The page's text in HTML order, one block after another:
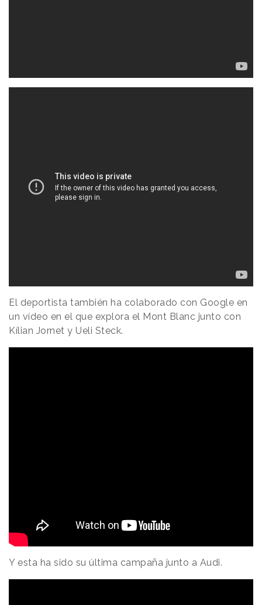
El deportista también ha colaborado con Google en
un vídeo en el que explora el Mont Blanc junto con
Kílian Jornet y Ueli Steck.
Y esta ha sido su última campaña junto a Audi.